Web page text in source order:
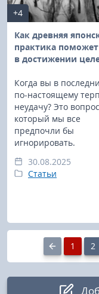
+4
Как древняя
практика
в достижении
Когда вы в
по-настоящему
неудачу? Это
который мы все
предпочли бы
игнорировать.
30.08.2025
Статьи
1 2